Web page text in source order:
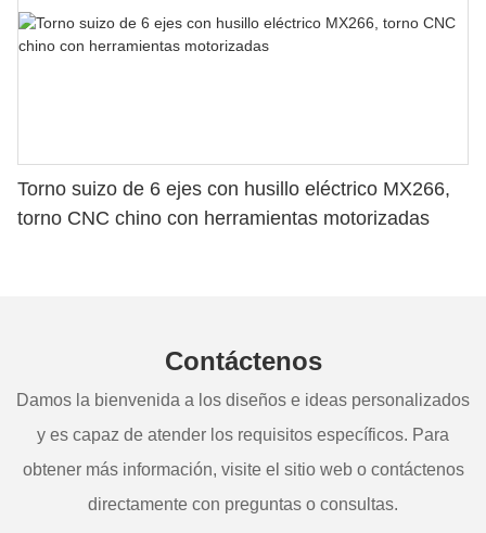
Torno suizo de 6 ejes con husillo eléctrico MX266,
torno CNC chino con herramientas motorizadas
Contáctenos
Damos la bienvenida a los diseños e ideas personalizados
y es capaz de atender los requisitos específicos. Para
obtener más información, visite el sitio web o contáctenos
directamente con preguntas o consultas.